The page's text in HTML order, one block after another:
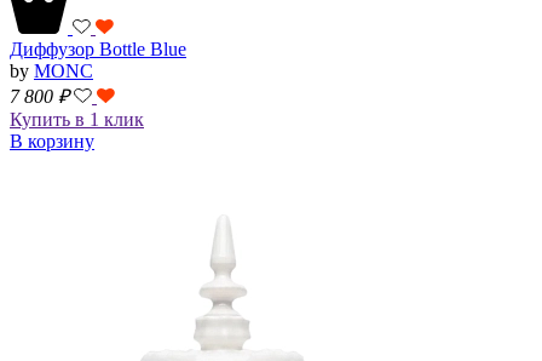
Диффузор Bottle Blue
by MONC
7 800 ₽
Купить в 1 клик
В корзину